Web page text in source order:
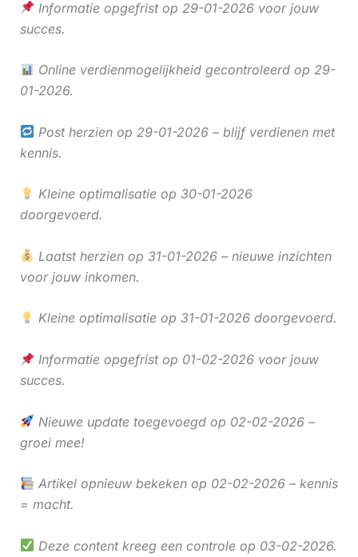
Informatie opgefrist op 29-01-2026 voor jouw
succes.
Online verdienmogelijkheid gecontroleerd op 29-
01-2026.
Post herzien op 29-01-2026 – blijf verdienen met
kennis.
Kleine optimalisatie op 30-01-2026
doorgevoerd.
Laatst herzien op 31-01-2026 – nieuwe inzichten
voor jouw inkomen.
Kleine optimalisatie op 31-01-2026 doorgevoerd.
Informatie opgefrist op 01-02-2026 voor jouw
succes.
Nieuwe update toegevoegd op 02-02-2026 –
groei mee!
Artikel opnieuw bekeken op 02-02-2026 – kennis
= macht.
Deze content kreeg een controle op 03-02-2026.